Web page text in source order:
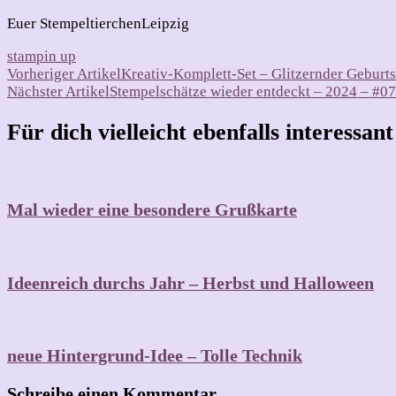
Euer StempeltierchenLeipzig
stampin up
Beitragsnavigation
Vorheriger ArtikelKreativ-Komplett-Set – Glitzernder
Nächster ArtikelStempelschätze wieder entdeckt – 2024 – #07
Für dich vielleicht ebenfalls
Mal wieder eine besondere Grußkarte
Ideenreich durchs Jahr – Herbst und Halloween
neue Hintergrund-Idee – Tolle Technik